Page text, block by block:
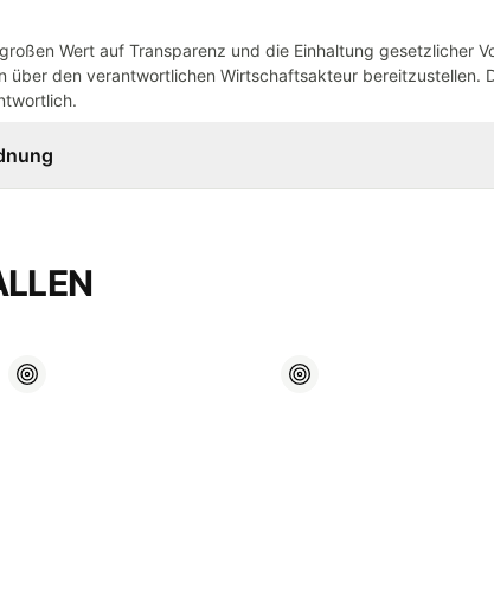
Wert auf Transparenz und die Einhaltung gesetzlicher
über den verantwortlichen Wirtschaftsakteur bereitzustellen.